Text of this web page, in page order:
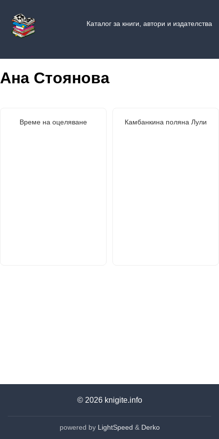
Каталог за книги, автори и издателства
Ана Стоянова
Време на оцеляване Камбанкина поляна Лули
© 2026 knigite.info
powered by LightSpeed & Derko